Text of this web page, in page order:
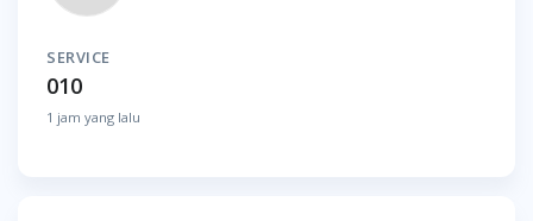
SERVICE
010
1 jam yang lalu